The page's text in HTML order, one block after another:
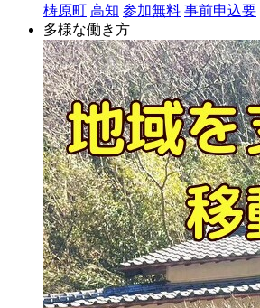
梼原町 高知 参加無料 事前申込要
多様な働き方